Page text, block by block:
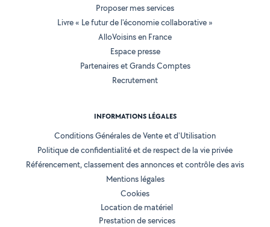
Proposer mes services
Livre « Le futur de l'économie collaborative »
AlloVoisins en France
Espace presse
Partenaires et Grands Comptes
Recrutement
INFORMATIONS LÉGALES
Conditions Générales de Vente et d'Utilisation
Politique de confidentialité et de respect de la vie privée
Référencement, classement des annonces et contrôle des avis
Mentions légales
Cookies
Location de matériel
Prestation de services